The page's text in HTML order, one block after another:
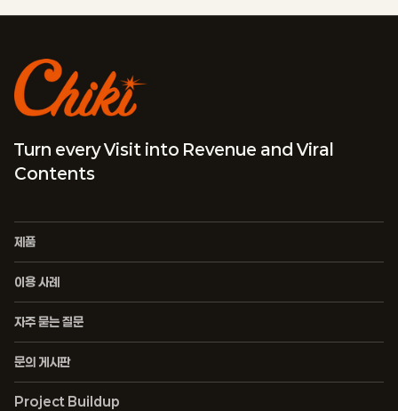
Turn every Visit into Revenue and Viral
Contents
제품
이용 사례
자주 묻는 질문
문의 게시판
Project Buildup